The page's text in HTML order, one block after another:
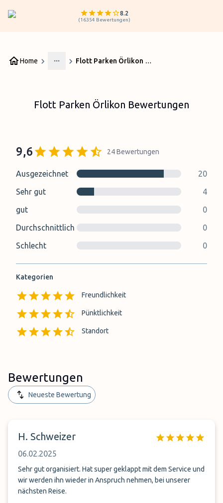
8.2
(16354 Bewertungen)
Home
More
Flott Parken Örlikon Bewertungen
Flott Parken Örlikon Bewertungen
9,6 24Bewertungen
Ausgezeichnet
20
Sehr gut
4
gut
0
Durchschnittlich
0
Schlecht
0
Kategorien
Freundlichkeit
Pünktlichkeit
Standort
Bewertungen
Neueste Bewertung
H. Schweizer
06.02.2025
Sehr gut organisiert. Hat super geklappt mit dem Service und
wir werden ihn wieder in Anspruch nehmen, bei unserer
nächsten Reise.